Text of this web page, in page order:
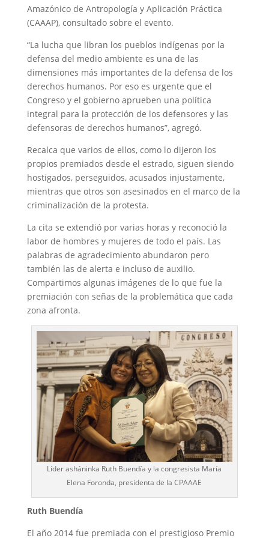
Amazónico de Antropología y Aplicación Práctica
(CAAAP), consultado sobre el evento.
“La lucha que libran los pueblos indígenas por la
defensa del medio ambiente es una de las
dimensiones más importantes de la defensa de los
derechos humanos. Por eso es urgente que el
Congreso y el gobierno aprueben una política
integral para la protección de los defensores y las
defensoras de derechos humanos”, agregó.
Recalca que varios de ellos, como lo dijeron los
propios premiados desde el estrado, siguen siendo
hostigados, perseguidos, acusados injustamente,
mientras que otros son asesinados en el marco de la
criminalización de la protesta.
La cita se extendió por varias horas y reconoció la
labor de hombres y mujeres de todo el país. Las
palabras de agradecimiento abundaron pero
también las de alerta e incluso de auxilio.
Compartimos algunas imágenes de lo que fue la
premiación con señas de la problemática que cada
zona afronta.
Líder asháninka Ruth Buendía y la congresista María
Elena Foronda, presidenta de la CPAAAE
Ruth Buendía
El año 2014 fue premiada con el prestigioso Premio